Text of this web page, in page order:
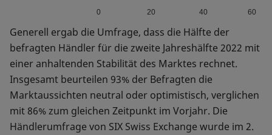
0 20 40 60
Generell ergab die Umfrage, dass die Hälfte der
befragten Händler für die zweite Jahreshälfte 2022 mit
einer anhaltenden Stabilität des Marktes rechnet.
Insgesamt beurteilen 93% der Befragten die
Marktaussichten neutral oder optimistisch, verglichen
mit 86% zum gleichen Zeitpunkt im Vorjahr. Die
Händlerumfrage von SIX Swiss Exchange wurde im 2.